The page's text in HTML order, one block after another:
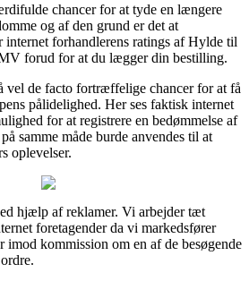
chancer for at tyde en længere
og af den grund er det at
forhandlerens ratings af Hylde til
forud for at du lægger din bestilling.
vel de facto fortræffelige chancer for at få
pålidelighed. Her ses faktisk internet
for at registrere en bedømmelse af
samme måde burde anvendes til at
oplevelser.
hjælp af reklamer. Vi arbejder tæt
foretagender da vi markedsfører
imod kommission om en af de besøgende